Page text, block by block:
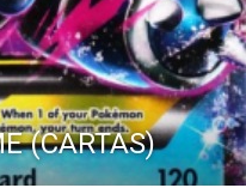
(CARTAS)